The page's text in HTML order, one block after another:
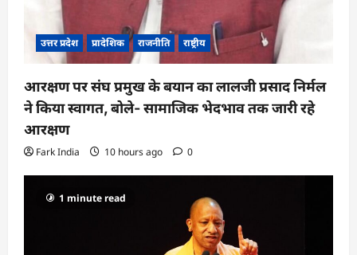
उत्तर प्रदेश प्रादेशिक राजनीति राष्ट्रीय
आरक्षण पर संघ प्रमुख के बयान का लालजी प्रसाद निर्मल
ने किया स्वागत, बोले- सामाजिक भेदभाव तक जारी रहे
आरक्षण
Fark India 10 hours ago 0
1 minute read